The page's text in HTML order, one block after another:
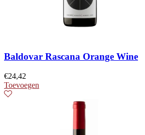
Baldovar Rascana Orange Wine
€24,42
Toevoegen